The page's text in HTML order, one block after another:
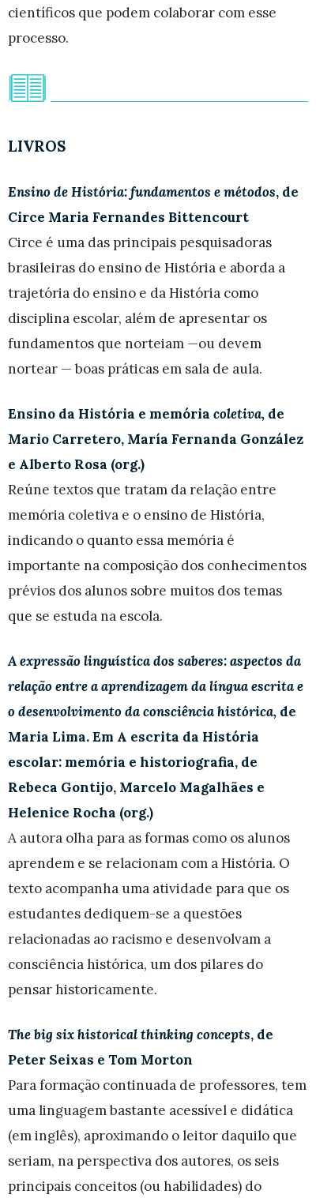
científicos que podem colaborar com esse
processo.
LIVROS
Ensino de História: fundamentos e métodos, de
Circe Maria Fernandes Bittencourt
Circe é uma das principais pesquisadoras
brasileiras do ensino de História e aborda a
trajetória do ensino e da História como
disciplina escolar, além de apresentar os
fundamentos que norteiam —ou devem
nortear — boas práticas em sala de aula.
Ensino da História e memória coletiva, de
Mario Carretero, María Fernanda González
e Alberto Rosa (org.)
Reúne textos que tratam da relação entre
memória coletiva e o ensino de História,
indicando o quanto essa memória é
importante na composição dos conhecimentos
prévios dos alunos sobre muitos dos temas
que se estuda na escola.
A expressão linguística dos saberes: aspectos da
relação entre a aprendizagem da língua escrita e
o desenvolvimento da consciência histórica, de
Maria Lima. Em A escrita da História
escolar: memória e historiografia, de
Rebeca Gontijo, Marcelo Magalhães e
Helenice Rocha (org.)
A autora olha para as formas como os alunos
aprendem e se relacionam com a História. O
texto acompanha uma atividade para que os
estudantes dediquem-se a questões
relacionadas ao racismo e desenvolvam a
consciência histórica, um dos pilares do
pensar historicamente.
The big six historical thinking concepts, de
Peter Seixas e Tom Morton
Para formação continuada de professores, tem
uma linguagem bastante acessível e didática
(em inglês), aproximando o leitor daquilo que
seriam, na perspectiva dos autores, os seis
principais conceitos (ou habilidades) do